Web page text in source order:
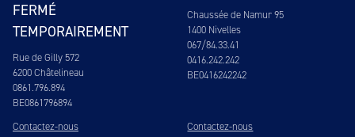
FERMÉ
TEMPORAIREMENT
Rue de Gilly 572
6200 Châtelineau
0861.796.894
BE0861796894
Contactez-nous
Chaussée de Namur 95
1400 Nivelles
067/84.33.41
0416.242.242
BE0416242242
Contactez-nous